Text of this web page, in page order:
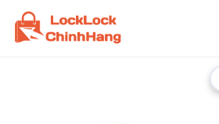
Skip
content